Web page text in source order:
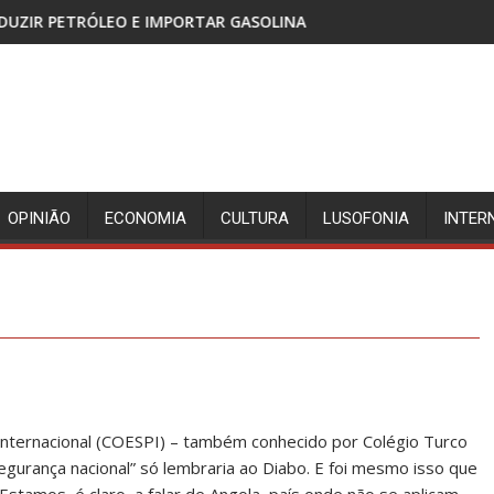
GASOLINA CABINDA, TERRITÓRIO SEM
OPINIÃO ECONOMIA CULTURA LUSOFONIA
(COESPI) – também conhecido por Colégio Turco
nacional” só lembraria ao Diabo. E foi mesmo isso que